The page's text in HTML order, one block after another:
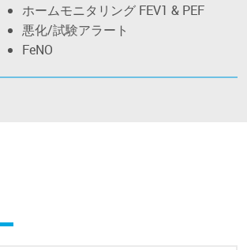
ホームモニタリング FEV1 & PEF
悪化/試験アラート
FeNO